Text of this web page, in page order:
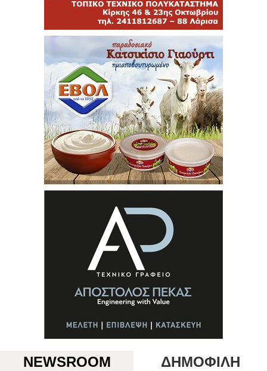
NEWSROOM ΔΗΜΟΦΙΛΗ